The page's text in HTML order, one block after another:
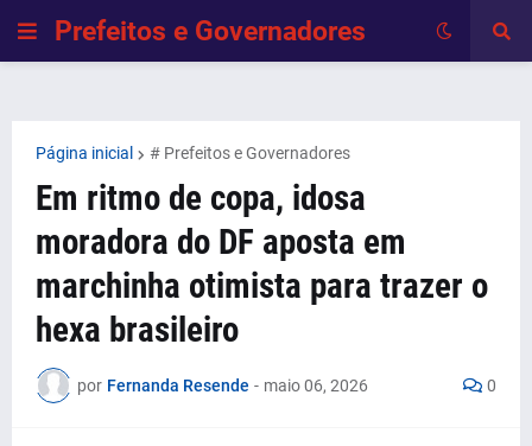
Prefeitos e Governadores
Página inicial # Prefeitos e Governadores
Em ritmo de copa, idosa
moradora do DF aposta em
marchinha otimista para trazer o
hexa brasileiro
por Fernanda Resende - maio 06, 2026 0